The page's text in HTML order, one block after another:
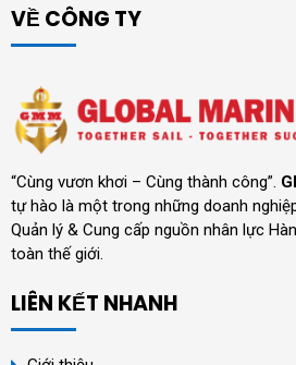
VỀ CÔNG TY
“Cùng vươn khơi – Cùng thành công”.
tự hào là một trong những doanh
Quản lý & Cung cấp nguồn nhân lực
toàn thế giới.
LIÊN KẾT NHANH